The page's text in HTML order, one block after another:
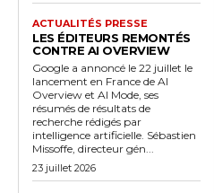
ACTUALITÉS PRESSE
LES ÉDITEURS REMONTÉS
CONTRE AI OVERVIEW
Google a annoncé le 22 juillet le
lancement en France de AI
Overview et AI Mode, ses
résumés de résultats de
recherche rédigés par
intelligence artificielle. Sébastien
Missoffe, directeur gén...
23 juillet 2026